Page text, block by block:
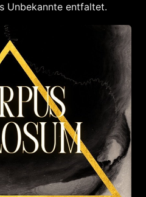
Unbekannte entfaltet.